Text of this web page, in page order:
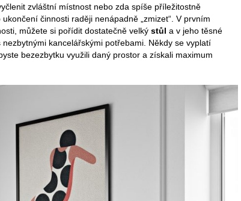
zvláštní místnost nebo zda spíše příležitostně
ukončení činnosti raději nenápadně „zmizet“. V prvním
můžete si pořídit dostatečně velký stůl a v jeho těsné
nezbytnými kancelářskými potřebami. Někdy se vyplatí
bezezbytku využili daný prostor a získali maximum